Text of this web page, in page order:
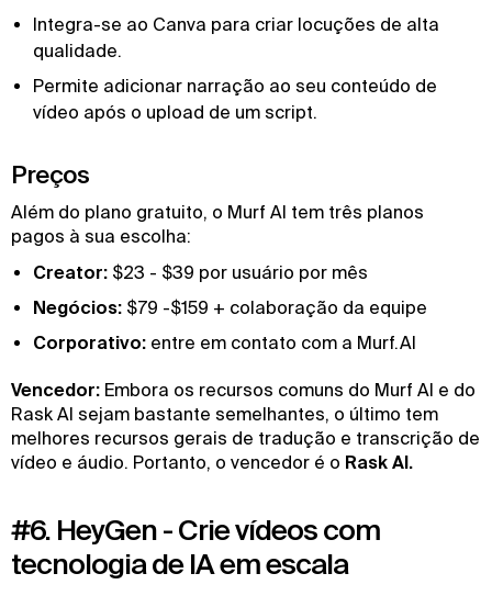
Integra-se ao Canva para criar locuções de alta
qualidade.
Permite adicionar narração ao seu conteúdo de
vídeo após o upload de um script.
Preços
Além do plano gratuito, o Murf AI tem três planos
pagos à sua escolha:
Creator: $23 - $39 por usuário por mês
Negócios: $79 -$159 + colaboração da equipe
Corporativo: entre em contato com a Murf.AI
Vencedor: Embora os recursos comuns do Murf AI e do
Rask AI sejam bastante semelhantes, o último tem
melhores recursos gerais de tradução e transcrição de
vídeo e áudio. Portanto, o vencedor é o Rask AI.
#6. HeyGen - Crie vídeos com
tecnologia de IA em escala